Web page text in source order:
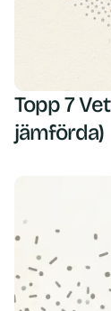
Topp 7
jämförda)